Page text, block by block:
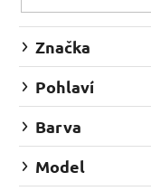
ů
Značka
Pohlaví
Barva
Model